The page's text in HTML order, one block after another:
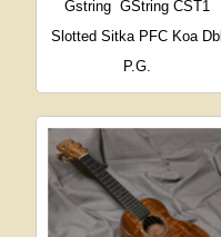
Gstring GString CST1
Slotted Sitka PFC Koa Dbl
P.G.